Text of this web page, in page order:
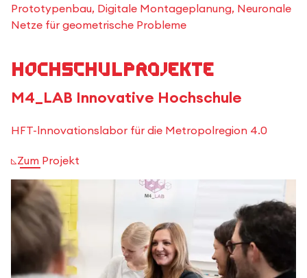
Prototypenbau, Digitale Montageplanung, Neuronale
Netze für geometrische Probleme
Hochschulprojekte
M4_LAB Innovative Hochschule
HFT-lnnovationslabor für die Metropolregion 4.0
Zum Projekt